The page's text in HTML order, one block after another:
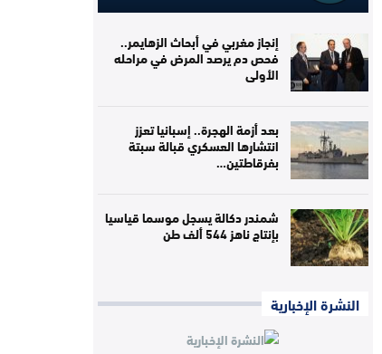
إنجاز مغربي في أبحاث الزهايمر..
فحص دم يرصد المرض في مراحله
الأولى
بعد أزمة الهجرة.. إسبانيا تعزز
انتشارها العسكري قبالة سبتة
بفرقاطتين…
شمندر دكالة يسجل موسما قياسيا
بإنتاج ناهز 544 ألف طن
النشرة الإخبارية